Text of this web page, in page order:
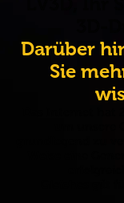
Darüber
Sie